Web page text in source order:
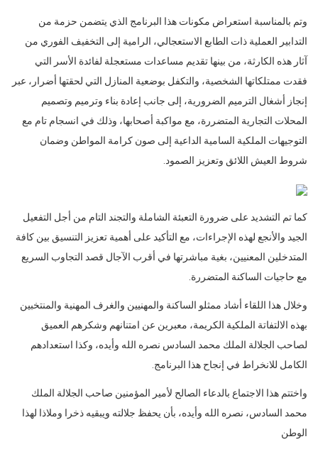
وتم بالمناسبة استعراض مكونات هذا البرنامج الذي يتضمن حزمة من
التدابير العملية ذات الطابع الاستعجالي، الرامية إلى التخفيف الفوري من
آثار هذه الكارثة، من بينها تقديم مساعدات مستعجلة لفائدة الأسر التي
فقدت ممتلكاتها الشخصية، والتكفل بوضعية المنازل التي لحقتها أضرار، عبر
إنجاز أشغال الترميم الضرورية، إلى جانب إعادة بناء وترميم وتصميم
المحلات التجارية المتضررة، مع مواكبة أصحابها، وذلك في انسجام تام مع
التوجيهات الملكية السامية الداعية إلى صون كرامة المواطن وضمان
شروط العيش اللائق وتعزيز الصمود.
كما تم التشديد على ضرورة التعبئة الشاملة والتجند التام من أجل التفعيل
الجيد والأنجع لهذه الإجراءات، مع التأكيد على أهمية تعزيز التنسيق بين كافة
المتدخلين المعنيين، بغية مباشرتها في أقرب الآجال قصد التجاوب السريع
مع حاجيات الساكنة المتضررة.
وخلال هذا اللقاء أشاد ممثلو الساكنة والمهنيين والغرف المهنية والمنتخبين
بهذه الالتفاتة الملكية الكريمة، معبرين عن امتنانهم وشكرهم العميق
لصاحب الجلالة الملك محمد السادس نصره الله وأيده، وكذا استعدادهم
الكامل للانخراط في إنجاح هذا البرنامج.
واختتم هذا الاجتماع بالدعاء الصالح لأمير المؤمنين صاحب الجلالة الملك
محمد السادس، نصره الله وأيده، بأن يحفظ جلالته ويبقيه ذخرا وملاذا لهذا
الوطن